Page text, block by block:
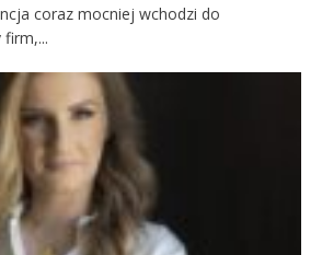
coraz mocniej wchodzi do